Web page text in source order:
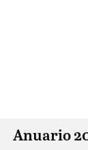
Anuario